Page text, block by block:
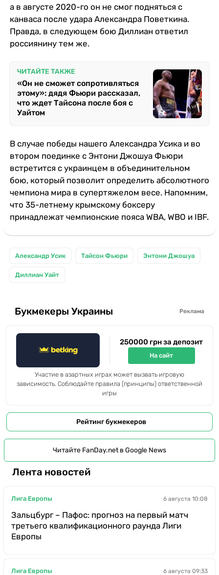
а в августе 2020-го он не смог подняться с
канваса после удара Александра Поветкина.
Правда, в следующем бою Диллиан ответил
россиянину тем же.
ЧИТАЙТЕ ТАКЖЕ
«Он не сможет сопротивляться
этому»: дядя Фьюри рассказал,
что ждет Тайсона после боя с
Уайтом
В случае победы нашего Александра Усика и во
втором поединке с Энтони Джошуа Фьюри
встретится с украинцем в объединительном
бою, который позволит определить абсолютного
чемпиона мира в супертяжелом весе. Напомним,
что 35-летнему крымскому боксеру
принадлежат чемпионские пояса WBA, WBO и IBF.
Александр Усик Тайсон Фьюри Энтони Джошуа
Диллиан Уайт
Букмекеры Украины Реклама
250000 грн за депозит
На сайт
Участие в азартных играх может вызвать игровую
зависимость. Соблюдайте правила (принципы) ответственной
игры
Рейтинг букмекеров
Читайте FanDay.net в Google News
Лента новостей
Лига Европы 6 августа 10:08
Зальцбург – Пафос: прогноз на первый матч
третьего квалификационного раунда Лиги
Европы
Лига Европы 6 августа 09:33